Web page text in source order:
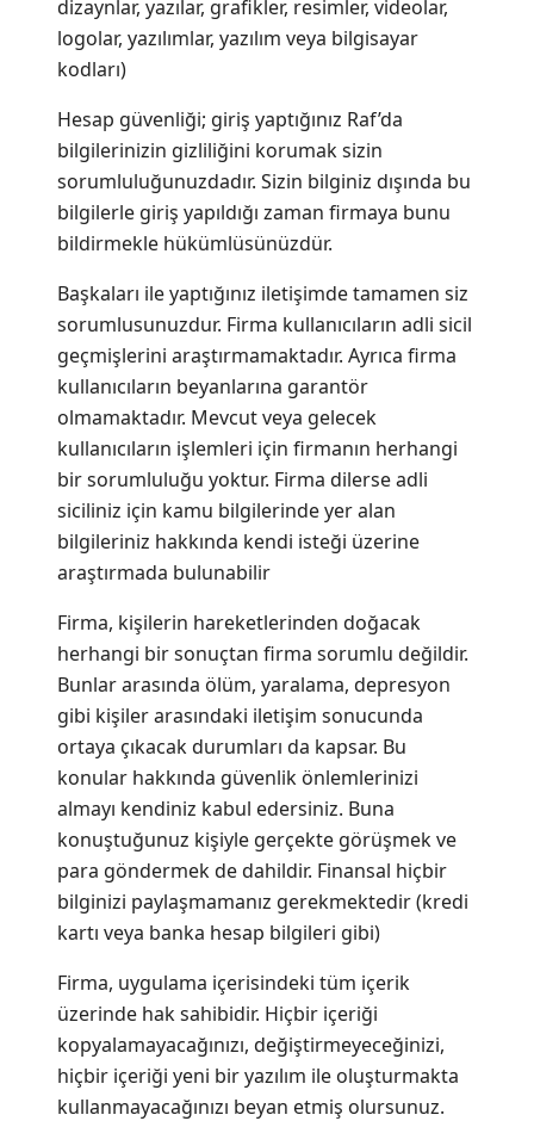
dizaynlar, yazılar, grafikler, resimler, videolar,
logolar, yazılımlar, yazılım veya bilgisayar
kodları)
Hesap güvenliği; giriş yaptığınız Raf’da
bilgilerinizin gizliliğini korumak sizin
sorumluluğunuzdadır. Sizin bilginiz dışında bu
bilgilerle giriş yapıldığı zaman firmaya bunu
bildirmekle hükümlüsünüzdür.
Başkaları ile yaptığınız iletişimde tamamen siz
sorumlusunuzdur. Firma kullanıcıların adli sicil
geçmişlerini araştırmamaktadır. Ayrıca firma
kullanıcıların beyanlarına garantör
olmamaktadır. Mevcut veya gelecek
kullanıcıların işlemleri için firmanın herhangi
bir sorumluluğu yoktur. Firma dilerse adli
siciliniz için kamu bilgilerinde yer alan
bilgileriniz hakkında kendi isteği üzerine
araştırmada bulunabilir
Firma, kişilerin hareketlerinden doğacak
herhangi bir sonuçtan firma sorumlu değildir.
Bunlar arasında ölüm, yaralama, depresyon
gibi kişiler arasındaki iletişim sonucunda
ortaya çıkacak durumları da kapsar. Bu
konular hakkında güvenlik önlemlerinizi
almayı kendiniz kabul edersiniz. Buna
konuştuğunuz kişiyle gerçekte görüşmek ve
para göndermek de dahildir. Finansal hiçbir
bilginizi paylaşmamanız gerekmektedir (kredi
kartı veya banka hesap bilgileri gibi)
Firma, uygulama içerisindeki tüm içerik
üzerinde hak sahibidir. Hiçbir içeriği
kopyalamayacağınızı, değiştirmeyeceğinizi,
hiçbir içeriği yeni bir yazılım ile oluşturmakta
kullanmayacağınızı beyan etmiş olursunuz.